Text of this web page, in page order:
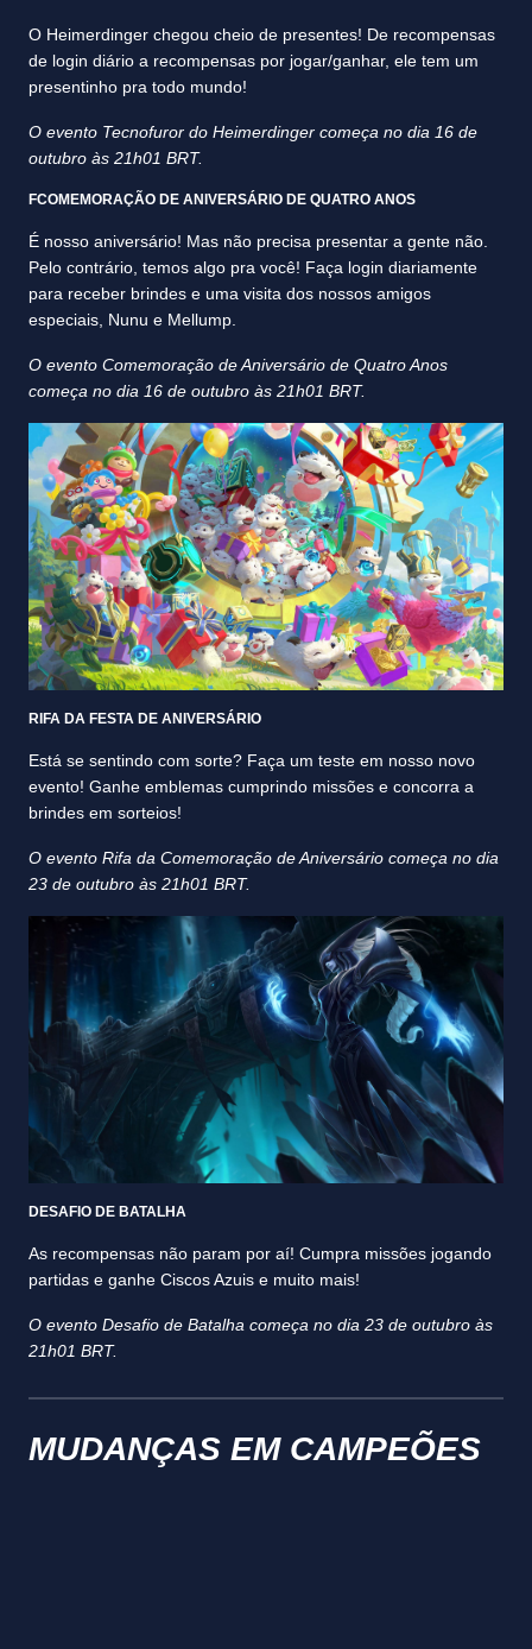
O Heimerdinger chegou cheio de presentes! De recompensas
de login diário a recompensas por jogar/ganhar, ele tem um
presentinho pra todo mundo!
O evento Tecnofuror do Heimerdinger começa no dia 16 de
outubro às 21h01 BRT.
FCOMEMORAÇÃO DE ANIVERSÁRIO DE QUATRO ANOS
É nosso aniversário! Mas não precisa presentar a gente não.
Pelo contrário, temos algo pra você! Faça login diariamente
para receber brindes e uma visita dos nossos amigos
especiais, Nunu e Mellump.
O evento Comemoração de Aniversário de Quatro Anos
começa no dia 16 de outubro às 21h01 BRT.
RIFA DA FESTA DE ANIVERSÁRIO
Está se sentindo com sorte? Faça um teste em nosso novo
evento! Ganhe emblemas cumprindo missões e concorra a
brindes em sorteios!
O evento Rifa da Comemoração de Aniversário começa no dia
23 de outubro às 21h01 BRT.
DESAFIO DE BATALHA
As recompensas não param por aí! Cumpra missões jogando
partidas e ganhe Ciscos Azuis e muito mais!
O evento Desafio de Batalha começa no dia 23 de outubro às
21h01 BRT.
MUDANÇAS EM CAMPEÕES